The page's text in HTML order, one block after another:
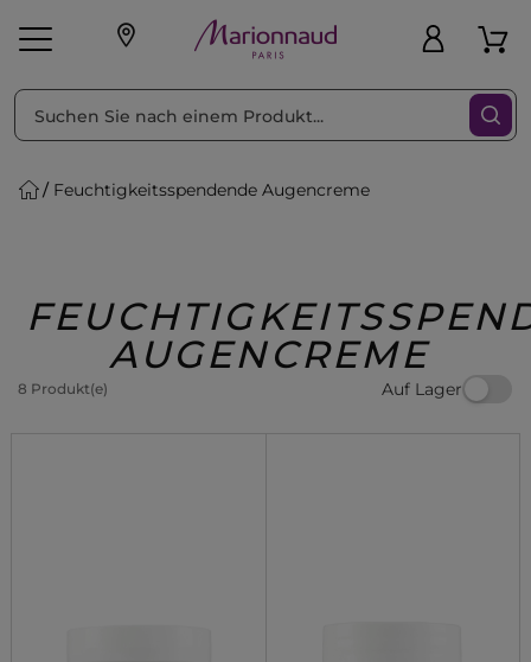
Geschenke
Feuchtigkeitsspendende Augencreme
AUGENCREME
8 Produkt(e) Auf Lager
sortieren nach